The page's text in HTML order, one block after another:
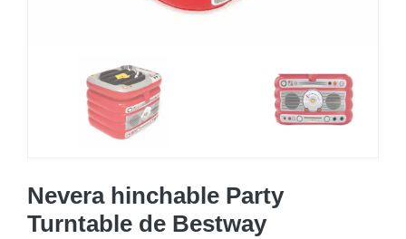
Nevera hinchable Party
Turntable de Bestway